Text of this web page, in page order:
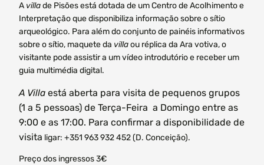
A villade Pisões está dotada de um Centro de Acolhimento e
Interpretação que disponibiliza informação sobre o sítio
arqueológico. Para além do conjunto de painéis informativos
sobre o sítio, maquete da villaou réplica da Ara votiva, o
visitante pode assistir a um vídeo introdutório e receber um
guia multimédia digital.
A Villa está aberta para visita de pequenos grupos
(1 a 5 pessoas) de Terça-Feira a Domingo entre as
9:00 e as 17:00. Para confirmar a disponibilidade de
visita ligar: +351 963 932 452 (D. Conceição).
Preço dos ingressos 3€